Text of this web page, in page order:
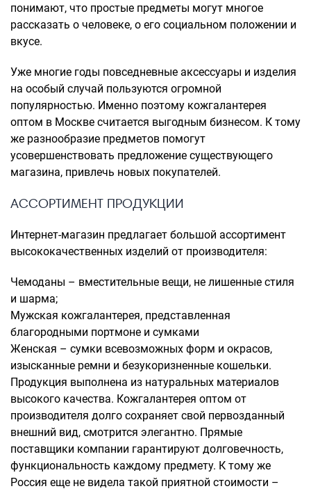
понимают, что простые предметы могут многое
рассказать о человеке, о его социальном положении и
вкусе.
Уже многие годы повседневные аксессуары и изделия
на особый случай пользуются огромной
популярностью. Именно поэтому кожгалантерея
оптом в Москве считается выгодным бизнесом. К тому
же разнообразие предметов помогут
усовершенствовать предложение существующего
магазина, привлечь новых покупателей.
АССОРТИМЕНТ ПРОДУКЦИИ
Интернет-магазин предлагает большой ассортимент
высококачественных изделий от производителя:
Чемоданы – вместительные вещи, не лишенные стиля
и шарма;
Мужская кожгалантерея, представленная
благородными портмоне и сумками
Женская – сумки всевозможных форм и окрасов,
изысканные ремни и безукоризненные кошельки.
Продукция выполнена из натуральных материалов
высокого качества. Кожгалантерея оптом от
производителя долго сохраняет свой первозданный
внешний вид, смотрится элегантно. Прямые
поставщики компании гарантируют долговечность,
функциональность каждому предмету. К тому же
Россия еще не видела такой приятной стоимости –